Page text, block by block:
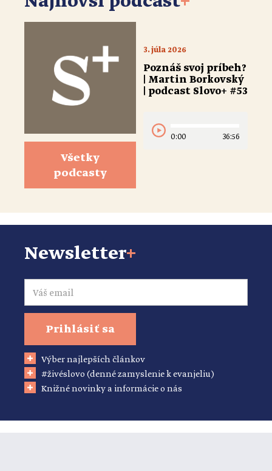
Všetky
podcasty
3. júla 2026
Poznáš svoj príbeh?
| Martin Borkovský
| podcast Slovo+ #53
0:00 36:56
Newsletter+
Email
Prihlásiť sa
Výber najlepších článkov
#živéslovo (denné zamyslenie k evanjeliu)
Knižné novinky a informácie o nás